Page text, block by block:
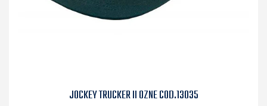
JOCKEY TRUCKER II OZNE COD.13035